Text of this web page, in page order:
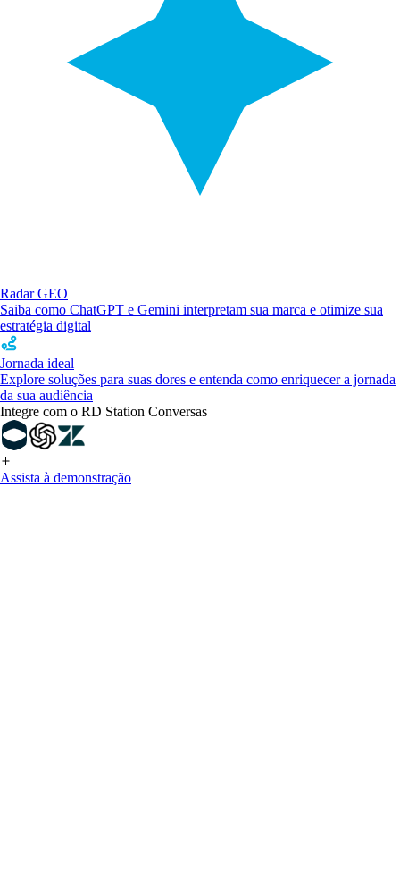
Radar GEO
Saiba como ChatGPT e Gemini interpretam sua marca e otimize sua
estratégia digital
Jornada ideal
Explore soluções para suas dores e entenda como enriquecer a jornada
da sua audiência
Integre com o RD Station Conversas
Assista à demonstração